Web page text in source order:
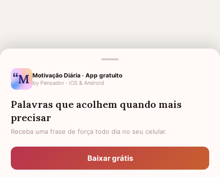
MENSAGENS RELACIONADAS
Motivação Diária · App gratuito
by Pensador · iOS & Android
Palavras que acolhem quando mais
precisar
Receba uma frase de força todo dia no seu celular.
Baixar grátis